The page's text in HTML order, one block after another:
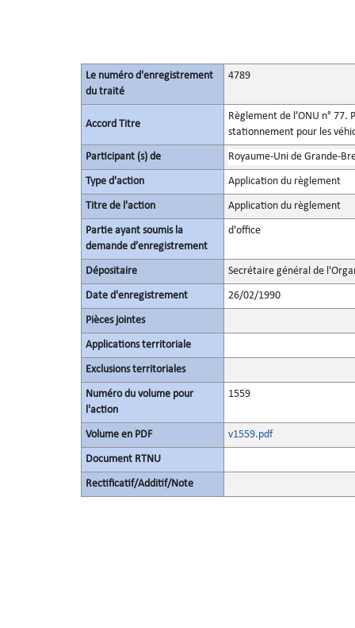
Le numéro d'enregistrement
du traité
4789
Accord Titre
Règlement de l’ONU n°
stationnement pour les
Participant (s) de Royaume-Uni de Grande-
Type d'action Application du règlement
Titre de l'action Application du règlement
Partie ayant soumis la
demande d’enregistrement
d'office
Dépositaire Secrétaire général de
Date d'enregistrement 26/02/1990
Pièces jointes
Applications territoriale
Exclusions territoriales
Numéro du volume pour
l'action
1559
Volume en PDF v1559.pdf
Document RTNU
Rectificatif/Additif/Note